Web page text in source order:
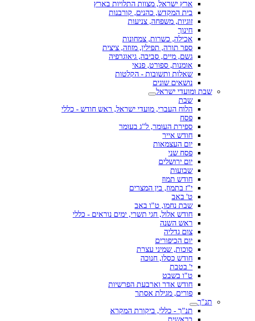
ארץ ישראל, מצוות התלויות בארץ
בית המקדש, כהנים, קורבנות
זוגיות, משפחה, צניעות
חינוך
אכילה, כשרות, צמחונות
ספר תורה, תפילין, מזוזה, ציצית
גשם, מיים, סביבה, גיאוגרפיה
אומנות, ספורט, פנאי
שאלות ותשובות - הקלטות
נושאים שונים
שבת ומועדי ישראל
שבת
הלוח העברי, מועדי ישראל, ראש חודש - כללי
פסח
ספירת העומר, ל"ג בעומר
חודש אייר
יום העצמאות
פסח שני
יום ירושלים
שבועות
חודש תמוז
י"ז בתמוז, בין המצרים
ט' באב
שבת נחמו, ט"ו באב
חודש אלול, חגי תשרי, ימים נוראים - כללי
ראש השנה
צום גדליה
יום הכיפורים
סוכות, שמיני עצרת
חודש כסלו, חנוכה
י' בטבת
ט"ו בשבט
חודש אדר וארבעת הפרשיות
פורים, מגילת אסתר
תנ"ך
תנ"ך - כללי, ביקורת המקרא
בראשית